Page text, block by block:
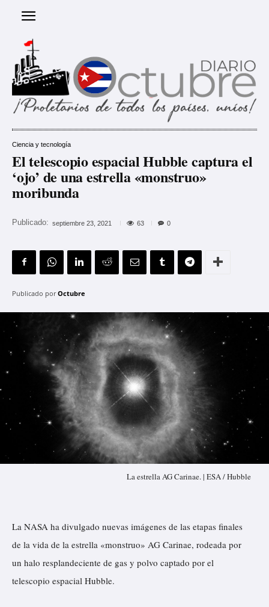
Ciencia y tecnología
El telescopio espacial Hubble captura el
‘ojo’ de una estrella «monstruo»
moribunda
Publicado: septiembre 23, 2021 63 0
Publicado por Octubre
La estrella AG Carinae. | ESA / Hubble
La NASA ha divulgado nuevas imágenes de las etapas finales
de la vida de la estrella «monstruo» AG Carinae, rodeada por
un halo resplandeciente de gas y polvo captado por el
telescopio espacial Hubble.